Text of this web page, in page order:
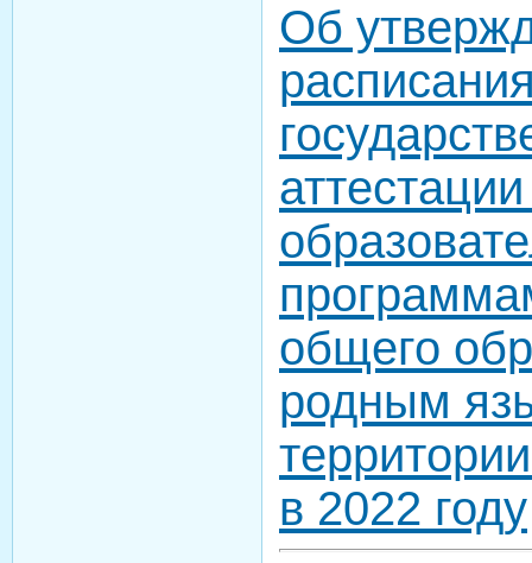
Об
общего
родным
в 2022 году